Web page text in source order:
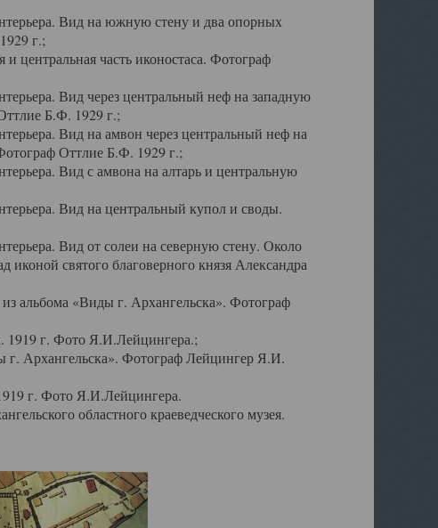
Вид на южную стену и два опорных
г.;
часть иконостаса. Фотограф
Вид через центральный неф на западную
Б.Ф. 1929 г.;
Вид на амвон через центральный неф на
Оттлие Б.Ф. 1929 г.;
Вид с амвона на алтарь и центральную
Вид на центральный купол и своды.
Вид от солеи на северную стену. Около
святого благоверного князя Александра
альбома «Виды г. Архангельска». Фотограф
1919 г. Фото Я.И.Лейцингера.;
Архангельска». Фотограф Лейцингер Я.И.
г. Фото Я.И.Лейцингера.
областного краеведческого музея.